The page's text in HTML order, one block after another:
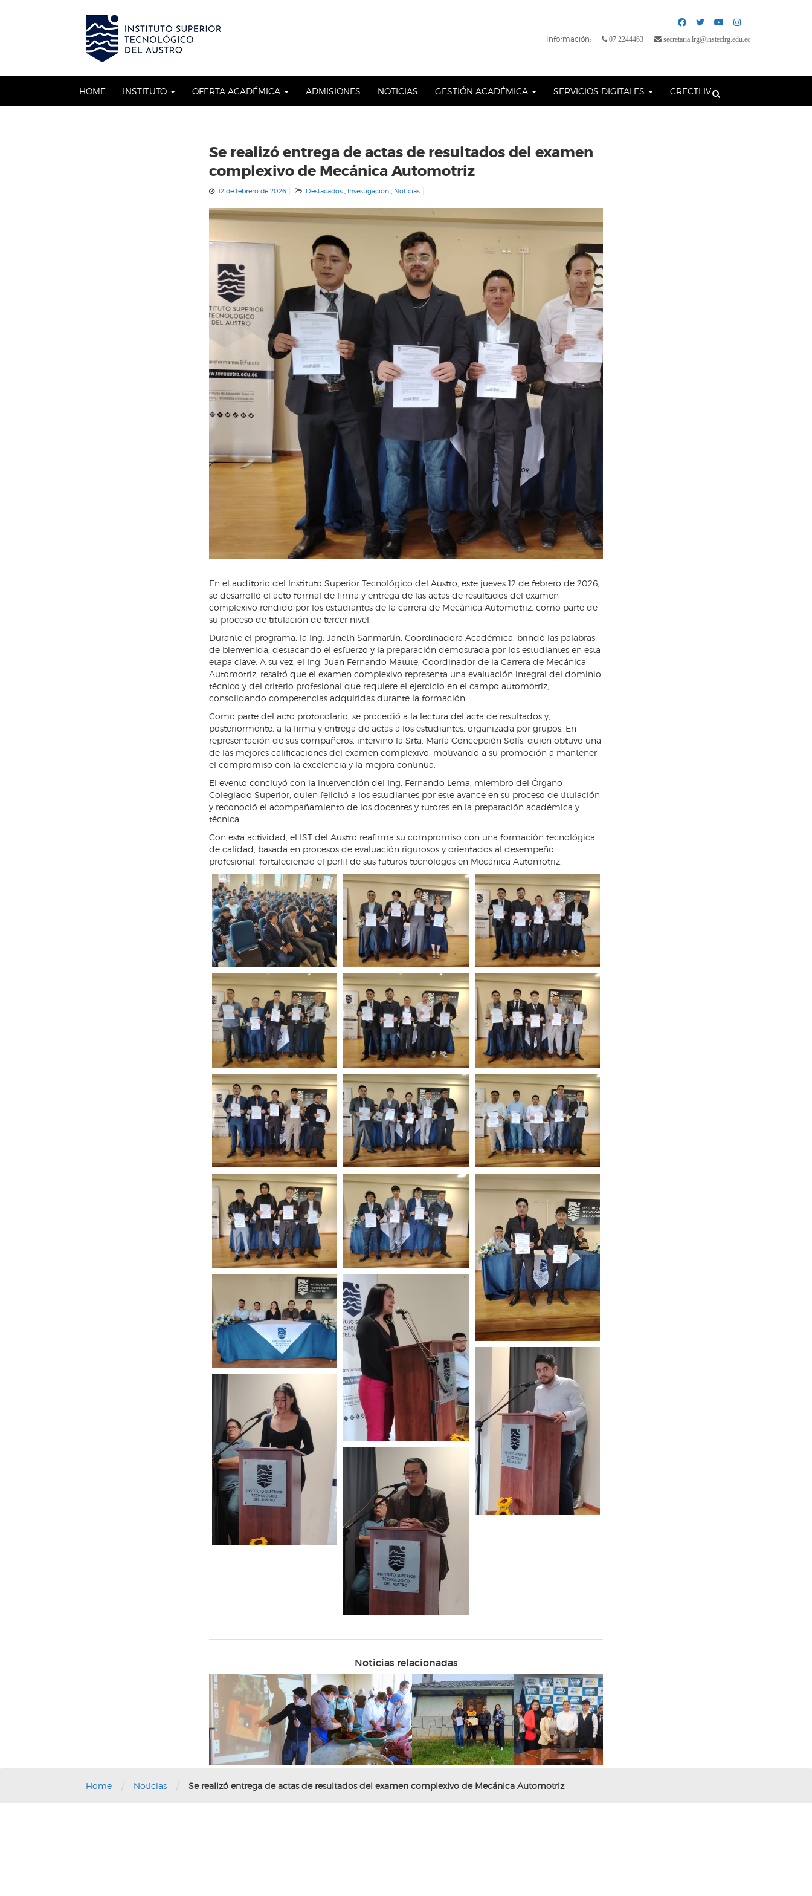
Información: 07 2244463 secretaria.lrg@insteclrg.edu.ec
HOME INSTITUTO OFERTA ACADÉMICA ADMISIONES NOTICIAS GESTIÓN ACADÉMICA SERVICIOS DIGITALES CRECTI IV
Se realizó entrega de actas de resultados del examen
complexivo de Mecánica Automotriz
12 de febrero de 2026 Destacados Investigación Noticias
En el auditorio del Instituto Superior Tecnológico del Austro, este jueves 12 de febrero de 2026,
se desarrolló el acto formal de firma y entrega de las actas de resultados del examen
complexivo rendido por los estudiantes de la carrera de Mecánica Automotriz, como parte de
su proceso de titulación de tercer nivel.
Durante el programa, la Ing. Janeth Sanmartín, Coordinadora Académica, brindó las palabras
de bienvenida, destacando el esfuerzo y la preparación demostrada por los estudiantes en esta
etapa clave. A su vez, el Ing. Juan Fernando Matute, Coordinador de la Carrera de Mecánica
Automotriz, resaltó que el examen complexivo representa una evaluación integral del dominio
técnico y del criterio profesional que requiere el ejercicio en el campo automotriz,
consolidando competencias adquiridas durante la formación.
Como parte del acto protocolario, se procedió a la lectura del acta de resultados y,
posteriormente, a la firma y entrega de actas a los estudiantes, organizada por grupos. En
representación de sus compañeros, intervino la Srta. María Concepción Solís, quien obtuvo una
de las mejores calificaciones del examen complexivo, motivando a su promoción a mantener
el compromiso con la excelencia y la mejora continua.
El evento concluyó con la intervención del Ing. Fernando Lema, miembro del Órgano
Colegiado Superior, quien felicitó a los estudiantes por este avance en su proceso de titulación
y reconoció el acompañamiento de los docentes y tutores en la preparación académica y
técnica.
Con esta actividad, el IST del Austro reafirma su compromiso con una formación tecnológica
de calidad, basada en procesos de evaluación rigurosos y orientados al desempeño
profesional, fortaleciendo el perfil de sus futuros tecnólogos en Mecánica Automotriz.
Noticias relacionadas
Home / Noticias / Se realizó entrega de actas de resultados del examen complexivo de Mecánica Automotriz